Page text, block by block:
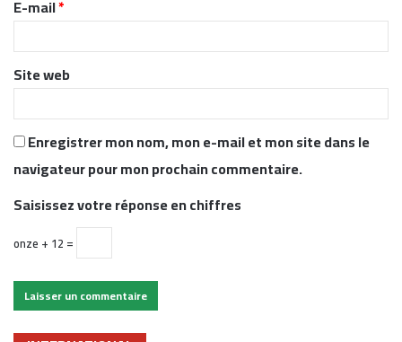
e
*
E-mail*
Site web
Enregistrer mon nom, mon e-mail et mon site dans le
navigateur pour mon prochain commentaire.
Saisissez votre réponse en chiffres
onze + 12 =